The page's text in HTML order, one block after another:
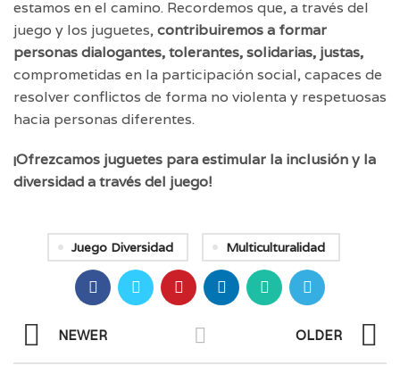
estamos en el camino. Recordemos que, a través del
juego y los juguetes,contribuiremos a formar
personas dialogantes, tolerantes, solidarias, justas,
comprometidas en la participación social, capaces de
resolver conflictos de forma no violenta y respetuosas
hacia personas diferentes.
¡Ofrezcamos juguetes para estimular la inclusión y la
diversidad a través del juego!
Juego Diversidad Multiculturalidad
NEWER OLDER